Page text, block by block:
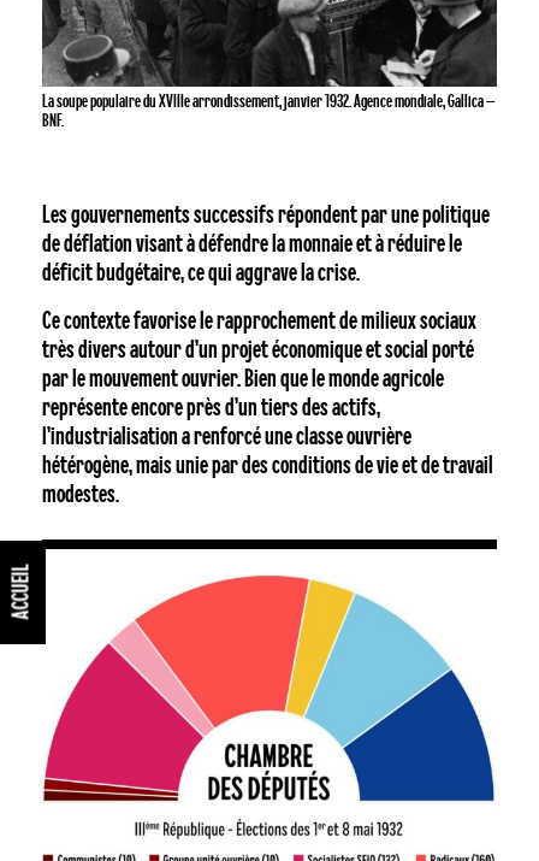
La soupe populaire du XVIIIe arrondissement, janvier 1932. Agence mondiale, Gallica –
BNF.
Les gouvernements successifs répondent par une politique
de déflation visant à défendre la monnaie et à réduire le
déficit budgétaire, ce qui aggrave la crise.
Ce contexte favorise le rapprochement de milieux sociaux
très divers autour d’un projet économique et social porté
par le mouvement ouvrier. Bien que le monde agricole
représente encore près d’un tiers des actifs,
l’industrialisation a renforcé une classe ouvrière
hétérogène, mais unie par des conditions de vie et de travail
modestes.
ACCUEIL